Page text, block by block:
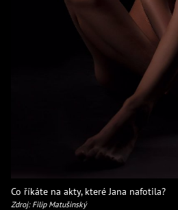
Co říkáte na akty, které Jana nafotila?
Zdroj: Filip Matušinský